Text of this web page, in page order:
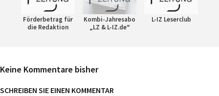
Förderbetrag für
die Redaktion
Kombi-Jahresabo
„LZ & L-IZ.de“
L-IZ Leserclub
Keine Kommentare bisher
SCHREIBEN SIE EINEN KOMMENTAR